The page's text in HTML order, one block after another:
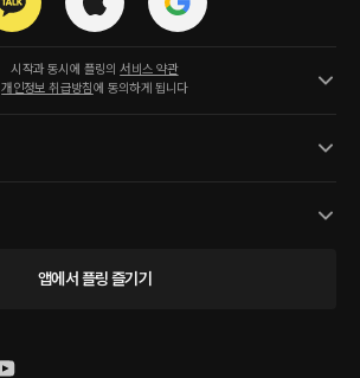
시작과 동시에 플링의 서비스 약관
개인정보 취급방침에 동의하게 됩니다
앱에서 플링 즐기기